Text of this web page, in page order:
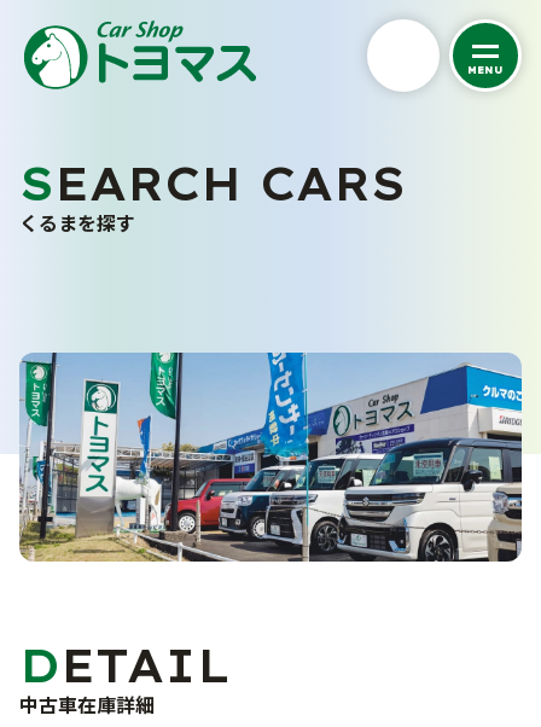
MENU
トヨマスクオリティ
お客さまの声
採用情報
くるまを探す
バリューパック
くるま買い取り査定
ご購入から納車まで
カーケア
車検
点検・一般修理
よくあるご質問
SEARCH CARS
くるまを探す
DETAIL
中古車在庫詳細